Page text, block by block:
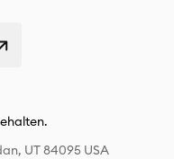
UT 84095 USA